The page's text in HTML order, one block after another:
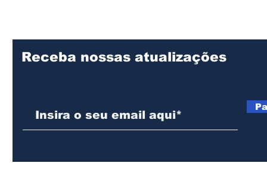
Receba nossas atualizações